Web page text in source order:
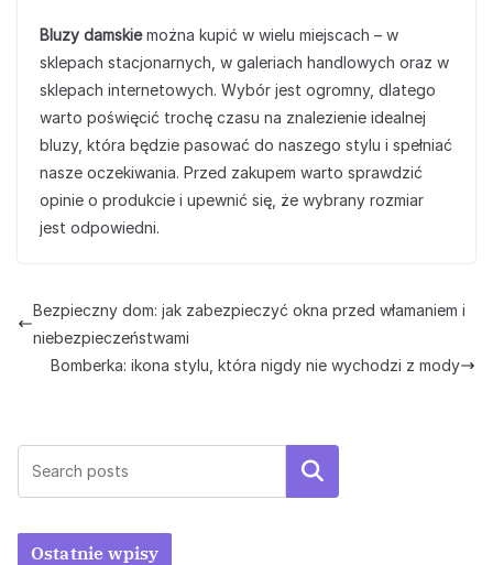
Bluzy damskiemożna kupić w wielu miejscach – w
sklepach stacjonarnych, w galeriach handlowych oraz w
sklepach internetowych. Wybór jest ogromny, dlatego
warto poświęcić trochę czasu na znalezienie idealnej
bluzy, która będzie pasować do naszego stylu i spełniać
nasze oczekiwania. Przed zakupem warto sprawdzić
opinie o produkcie i upewnić się, że wybrany rozmiar
jest odpowiedni.
Bezpieczny dom: jak zabezpieczyć okna przed włamaniem i
niebezpieczeństwami
Bomberka: ikona stylu, która nigdy nie wychodzi z mody
Szukaj
Ostatnie wpisy